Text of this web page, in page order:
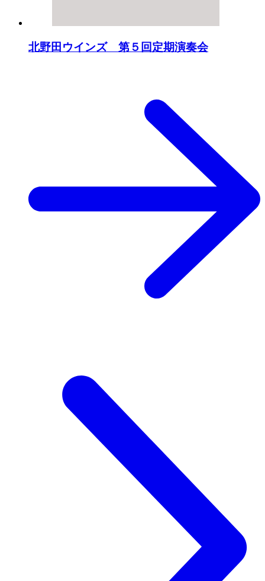
北野田ウインズ 第５回定期演奏会